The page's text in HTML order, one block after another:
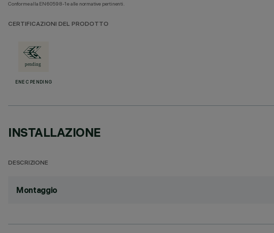
Conforme alla EN60598-1 e alle normative pertinenti.
CERTIFICAZIONI DEL PRODOTTO
ENEC PENDING
INSTALLAZIONE
DESCRIZIONE
Montaggio